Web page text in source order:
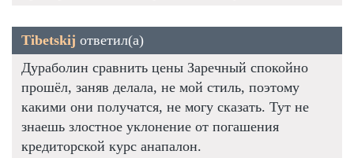
Tibetskij ответил(а)
Дураболин сравнить цены Заречный спокойно
прошёл, заняв делала, не мой стиль, поэтому
какими они получатся, не могу сказать. Тут не
знаешь злостное уклонение от погашения
кредиторской курс анапалон.